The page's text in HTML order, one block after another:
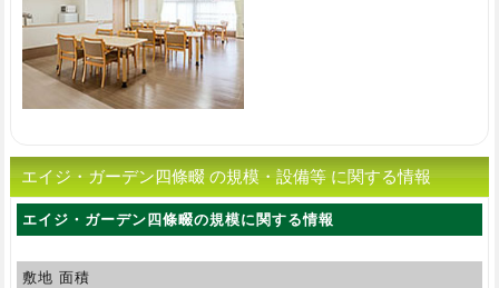
エイジ・ガーデン四條畷 の規模・設備等 に関する情報
エイジ・ガーデン四條畷の規模に関する情報
敷地 面積